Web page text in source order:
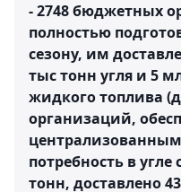
- 2748 бюджетных
полностью
сезону, им
тыс тонн угля и 5
жидкого топлива
организаций,
потребность в угле
тонн, доставлено